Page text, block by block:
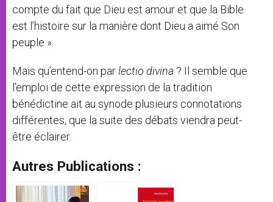
compte du fait que Dieu est amour et que la Bible
est l’histoire sur la manière dont Dieu a aimé Son
peuple ».
Mais qu’entend-on parlectio divina ? Il semble que
l’emploi de cette expression de la tradition
bénédictine ait au synode plusieurs connotations
différentes, que la suite des débats viendra peut-
être éclairer.
Autres Publications :